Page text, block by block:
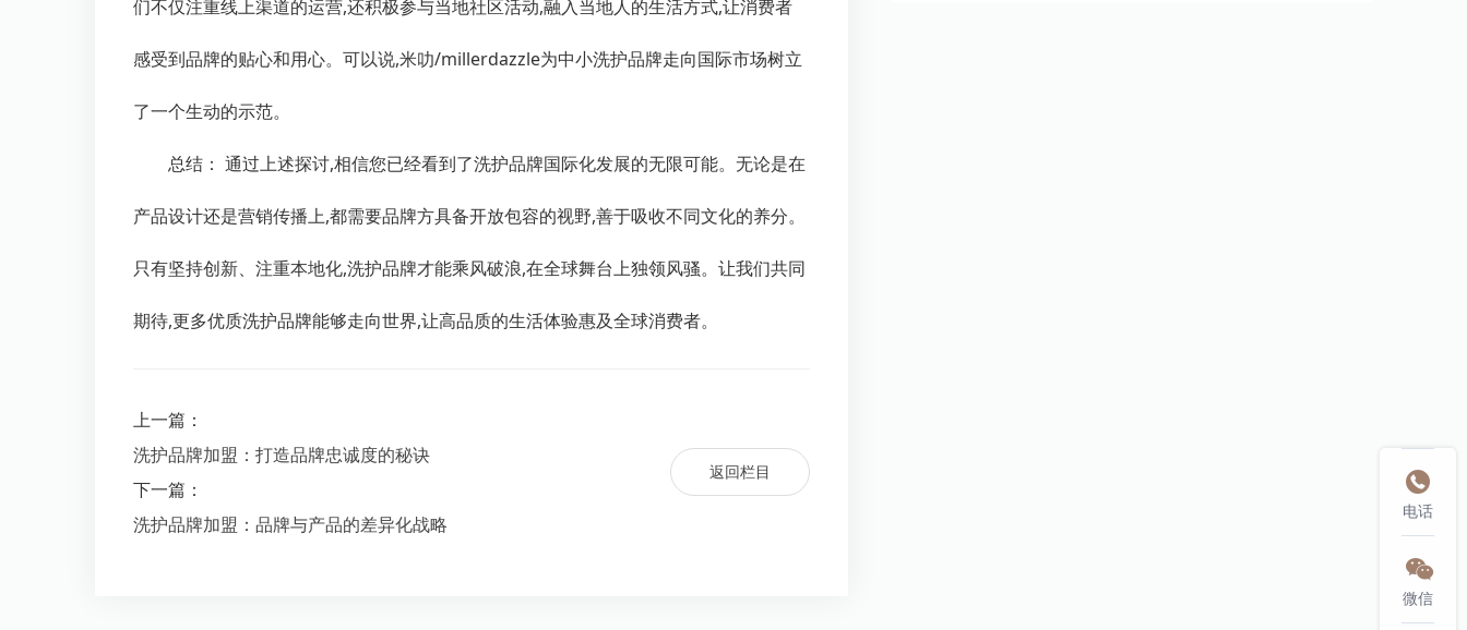
们不仅注重线上渠道的运营,还积极参与当地社区活动,融入当地人的生活方式,让消费者
感受到品牌的贴心和用心。可以说,米叻/millerdazzle为中小洗护品牌走向国际市场树立
了一个生动的示范。
总结： 通过上述探讨,相信您已经看到了洗护品牌国际化发展的无限可能。无论是在
产品设计还是营销传播上,都需要品牌方具备开放包容的视野,善于吸收不同文化的养分。
只有坚持创新、注重本地化,洗护品牌才能乘风破浪,在全球舞台上独领风骚。让我们共同
期待,更多优质洗护品牌能够走向世界,让高品质的生活体验惠及全球消费者。
上一篇：
洗护品牌加盟：打造品牌忠诚度的秘诀
下一篇：
洗护品牌加盟：品牌与产品的差异化战略
返回栏目 
电话

微信